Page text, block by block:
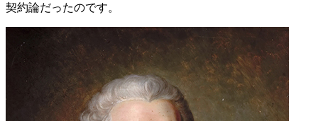
契約論だったのです。